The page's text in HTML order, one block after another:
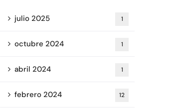
julio 2025 1
octubre 2024 1
abril 2024 1
febrero 2024 12